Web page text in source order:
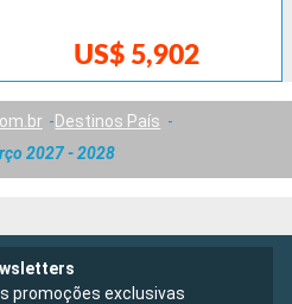
US$ 5,902
Destinos País
2027 - 2028
promoções exclusivas